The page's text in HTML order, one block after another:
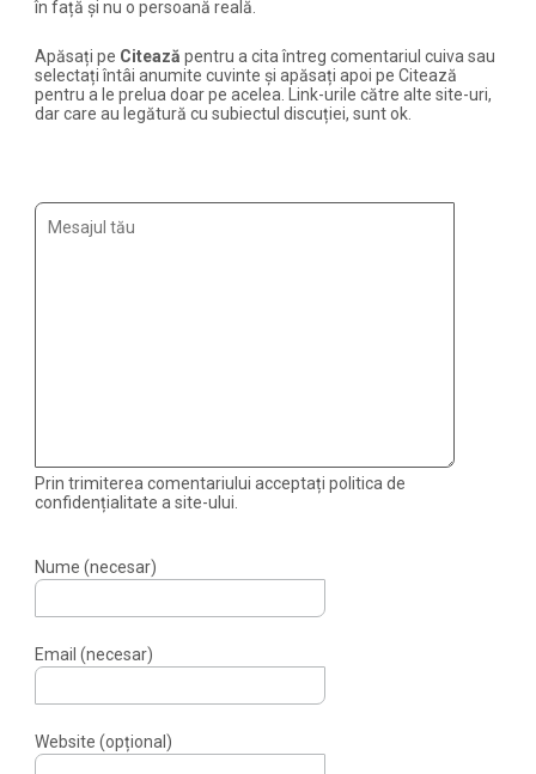
în față și nu o persoană reală.
Apăsați pe Citează pentru a cita întreg comentariul cuiva sau
selectați întâi anumite cuvinte și apăsați apoi pe Citează
pentru a le prelua doar pe acelea. Link-urile către alte site-uri,
dar care au legătură cu subiectul discuției, sunt ok.
Prin trimiterea comentariului acceptați politica de
confidențialitate a site-ului.
Nume (necesar)
Email (necesar)
Website (opțional)